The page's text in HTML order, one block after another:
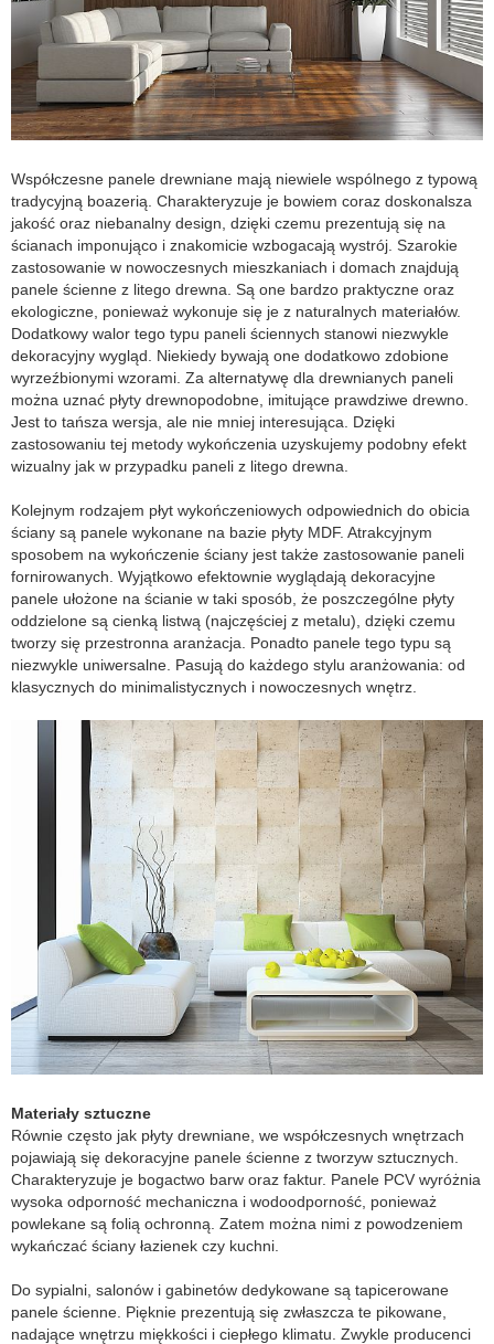
Współczesne panele drewniane mają niewiele wspólnego z typową
tradycyjną boazerią. Charakteryzuje je bowiem coraz doskonalsza
jakość oraz niebanalny design, dzięki czemu prezentują się na
ścianach imponująco i znakomicie wzbogacają wystrój. Szarokie
zastosowanie w nowoczesnych mieszkaniach i domach znajdują
panele ścienne z litego drewna. Są one bardzo praktyczne oraz
ekologiczne, ponieważ wykonuje się je z naturalnych materiałów.
Dodatkowy walor tego typu paneli ściennych stanowi niezwykle
dekoracyjny wygląd. Niekiedy bywają one dodatkowo zdobione
wyrzeźbionymi wzorami. Za alternatywę dla drewnianych paneli
można uznać płyty drewnopodobne, imitujące prawdziwe drewno.
Jest to tańsza wersja, ale nie mniej interesująca. Dzięki
zastosowaniu tej metody wykończenia uzyskujemy podobny efekt
wizualny jak w przypadku paneli z litego drewna.
Kolejnym rodzajem płyt wykończeniowych odpowiednich do obicia
ściany są panele wykonane na bazie płyty MDF. Atrakcyjnym
sposobem na wykończenie ściany jest także zastosowanie paneli
fornirowanych. Wyjątkowo efektownie wyglądają dekoracyjne
panele ułożone na ścianie w taki sposób, że poszczególne płyty
oddzielone są cienką listwą (najczęściej z metalu), dzięki czemu
tworzy się przestronna aranżacja. Ponadto panele tego typu są
niezwykle uniwersalne. Pasują do każdego stylu aranżowania: od
klasycznych do minimalistycznych i nowoczesnych wnętrz.
Materiały sztuczne
Równie często jak płyty drewniane, we współczesnych wnętrzach
pojawiają się dekoracyjne panele ścienne z tworzyw sztucznych.
Charakteryzuje je bogactwo barw oraz faktur. Panele PCV wyróżnia
wysoka odporność mechaniczna i wodoodporność, ponieważ
powlekane są folią ochronną. Zatem można nimi z powodzeniem
wykańczać ściany łazienek czy kuchni.
Do sypialni, salonów i gabinetów dedykowane są tapicerowane
panele ścienne. Pięknie prezentują się zwłaszcza te pikowane,
nadające wnętrzu miękkości i ciepłego klimatu. Zwykle producenci